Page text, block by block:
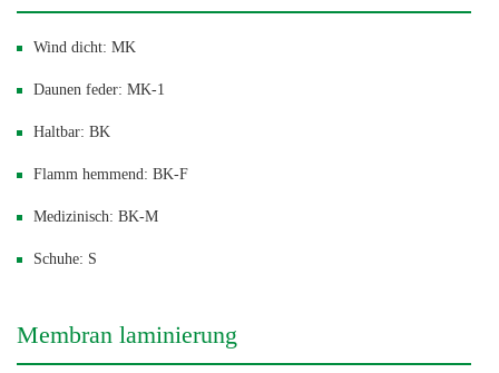
Wind dicht: MK
Daunen feder: MK-1
Haltbar: BK
Flamm hemmend: BK-F
Medizinisch: BK-M
Schuhe: S
Membran laminierung